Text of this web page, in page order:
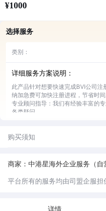
¥1000
选择服务
类别：
详细服务方案说明：
此产品针对想要快速完成BVI公司
纳加急费可加快注册进程，节省时间
专业顾问指导：我们有经验丰富的
各类疑问。
加急流程办理：凭借专业渠道和高
中有数。
购买须知
商家：中港星海外企业服务（自
平台所有的服务均由司盟企服担
详情